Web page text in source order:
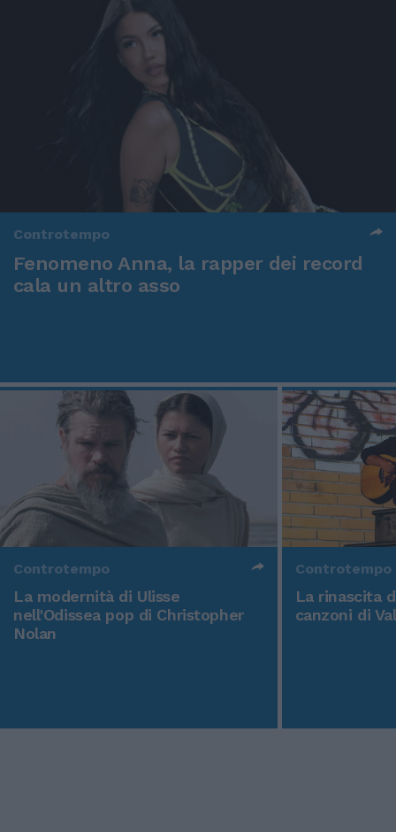
Controtempo
Fenomeno Anna, la rapper dei record
cala un altro asso
Controtempo
La modernità di Ulisse
nell'Odissea pop di Christopher
Nolan
Controtempo
La rinascita
canzoni di